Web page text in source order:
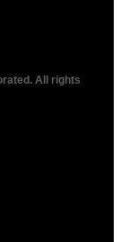
All rights